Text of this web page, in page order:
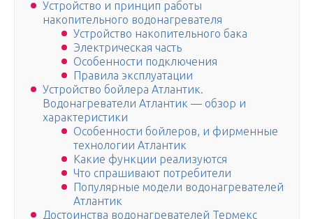
Устройство и принцип работы
накопительного водонагревателя
Устройство накопительного бака
Электрическая часть
Особенности подключения
Правила эксплуатации
Устройство бойлера Атлантик.
Водонагреватели Атлантик — обзор и
характеристики
Особенности бойлеров, и фирменные
технологии Атлантик
Какие функции реализуются
Что спрашивают потребители
Популярные модели водонагревателей
Атлантик
Достоинства водонагревателей Термекс